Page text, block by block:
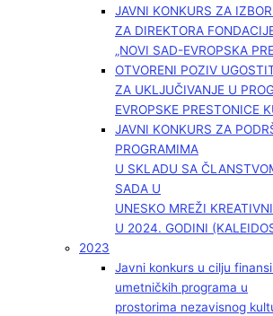
JAVNI KONKURS ZA
ZA DIREKTORA
„NOVI SAD-EVROPSKA
OTVORENI POZIV
ZA UKLJUČIVANJE U
EVROPSKE PRESTONICE
JAVNI KONKURS ZA
PROGRAMIMA
U SKLADU SA
SADA U
UNESKO MREŽI
U 2024. GODINI
2023
Javni konkurs u cilju
umetničkih programa u
prostorima nezavisnog